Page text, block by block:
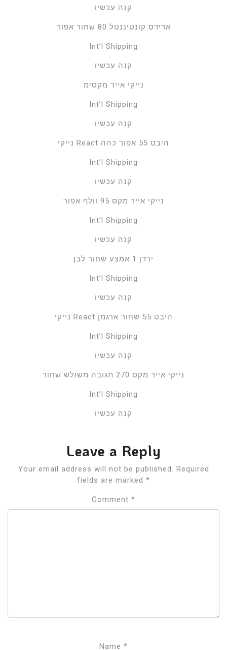
קנה עכשיו
אדידס קונטיננטל 80 שחור אפור
Int’l Shipping
קנה עכשיו
נייקי אייר מקסימ
Int’l Shipping
קנה עכשיו
נייקי React היבט 55 אפור כהה
Int’l Shipping
קנה עכשיו
נייקי אייר מקס 95 וולף אפור
Int’l Shipping
קנה עכשיו
ירדן 1 אמצע שחור לבן
Int’l Shipping
קנה עכשיו
נייקי React היבט 55 שחור ארגמן
Int’l Shipping
קנה עכשיו
נייקי אייר מקס 270 תגובה משולש שחור
Int’l Shipping
קנה עכשיו
Leave a Reply
Your email address will not be published.
Required
fields are marked *
Comment *
Name *